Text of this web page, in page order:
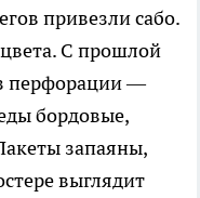
привезли сабо.
С прошлой
перфорации —
бордовые,
запаяны,
выглядит